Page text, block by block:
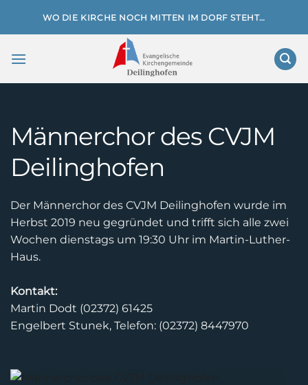
WO DIE KIRCHE NOCH MITTEN IM DORF STEHT…
Männerchor des CVJM
Deilinghofen
Der Männerchor des CVJM Deilinghofen wurde im
Herbst 2019 neu gegründet und trifft sich alle zwei
Wochen dienstags um 19:30 Uhr im Martin-Luther-
Haus.
Kontakt:
Martin Dodt (02372) 61425
Engelbert Stunek, Telefon: (02372) 8447970